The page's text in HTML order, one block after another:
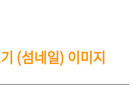
(섬네일) 이미지